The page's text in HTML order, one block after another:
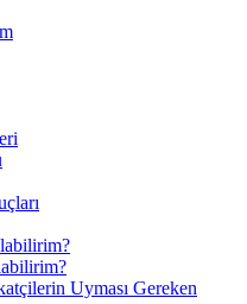
Uyması Gereken